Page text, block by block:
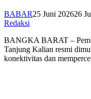
BABAR25 Juni 202626
Redaksi
BANGKA BARAT –
Tanjung Kalian resmi
konektivitas dan